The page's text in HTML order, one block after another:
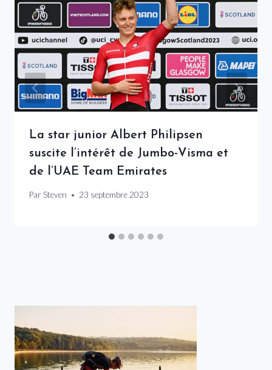
La star junior Albert Philipsen
suscite l’intérêt de Jumbo-Visma et
de l’UAE Team Emirates
Par Steven 23 septembre 2023